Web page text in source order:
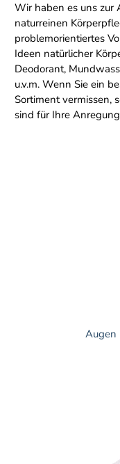
Wir haben es uns zur
naturreinen
problemorientiertes
Ideen natürlicher
Deodorant,
u.v.m. Wenn Sie ein
Sortiment vermissen,
sind für Ihre
Augen